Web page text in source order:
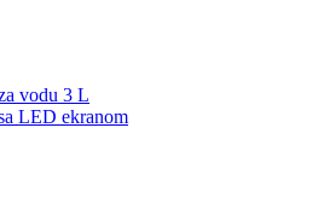
vodu 3 L
LED ekranom